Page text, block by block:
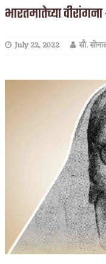
अशी
किती
कसं
जोशी
भारतमातेच्या
July 22, 2022 सौ.